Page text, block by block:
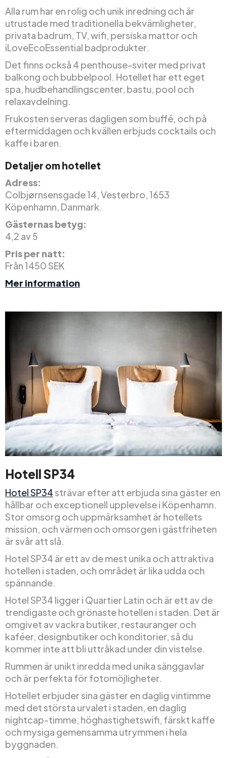
Alla rum har en rolig och unik inredning och är
utrustade med traditionella bekvämligheter,
privata badrum, TV, wifi, persiska mattor och
iLoveEcoEssential badprodukter.
Det finns också 4 penthouse-sviter med privat
balkong och bubbelpool. Hotellet har ett eget
spa, hudbehandlingscenter, bastu, pool och
relaxavdelning.
Frukosten serveras dagligen som buffé, och på
eftermiddagen och kvällen erbjuds cocktails och
kaffe i baren.
Detaljer om hotellet
Adress:
Colbjørnsensgade 14, Vesterbro, 1653
Köpenhamn, Danmark.
Gästernas betyg:
4,2 av 5
Pris per natt:
Från 1450 SEK
Mer information
Hotell SP34
Hotel SP34strävar efter att erbjuda sina gäster en
hållbar och exceptionell upplevelse i Köpenhamn.
Stor omsorg och uppmärksamhet är hotellets
mission, och värmen och omsorgen i gästfriheten
är svår att slå.
Hotel SP34 är ett av de mest unika och attraktiva
hotellen i staden, och området är lika udda och
spännande.
Hotel SP34 ligger i Quartier Latin och är ett av de
trendigaste och grönaste hotellen i staden. Det är
omgivet av vackra butiker, restauranger och
kaféer, designbutiker och konditorier, så du
kommer inte att bli uttråkad under din vistelse.
Rummen är unikt inredda med unika sänggavlar
och är perfekta för fotomöjligheter.
Hotellet erbjuder sina gäster en daglig vintimme
med det största urvalet i staden, en daglig
nightcap-timme, höghastighetswifi, färskt kaffe
och mysiga gemensamma utrymmen i hela
byggnaden.